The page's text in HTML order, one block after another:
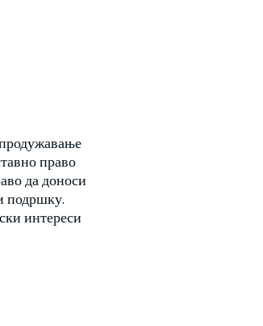
право
да доноси
подршку.
интереси